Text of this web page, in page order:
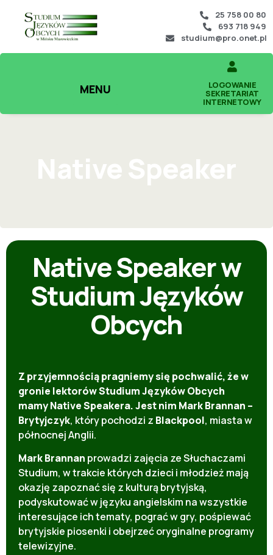
25 758 00 80
693 718 949
studium@pro.onet.pl
MENU LOGOWANIE
SEKRETARIAT
INTERNETOWY
Native Speaker
Native Speaker w
Studium Języków
Obcych
Z przyjemnością pragniemy się pochwalić, że w
gronie lektorów Studium Języków Obcych
mamy Native Speakera. Jest nim Mark Brannan –
Brytyjczyk, który pochodzi z Blackpool, miasta w
północnej Anglii.
Mark Brannan prowadzi zajęcia ze Słuchaczami
Studium, w trakcie których dzieci i młodzież mają
okazję zapoznać się z kulturą brytyjską,
podyskutować w języku angielskim na wszystkie
interesujące ich tematy, pograć w gry, pośpiewać
brytyjskie piosenki i obejrzeć oryginalne programy
telewizyjne.